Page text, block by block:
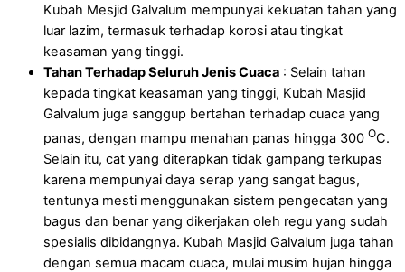
Kubah Mesjid Galvalum mempunyai kekuatan tahan yang
luar lazim, termasuk terhadap korosi atau tingkat
keasaman yang tinggi.
Tahan Terhadap Seluruh Jenis Cuaca : Selain tahan
kepada tingkat keasaman yang tinggi, Kubah Masjid
Galvalum juga sanggup bertahan terhadap cuaca yang
panas, dengan mampu menahan panas hingga 300 OC.
Selain itu, cat yang diterapkan tidak gampang terkupas
karena mempunyai daya serap yang sangat bagus,
tentunya mesti menggunakan sistem pengecatan yang
bagus dan benar yang dikerjakan oleh regu yang sudah
spesialis dibidangnya. Kubah Masjid Galvalum juga tahan
dengan semua macam cuaca, mulai musim hujan hingga